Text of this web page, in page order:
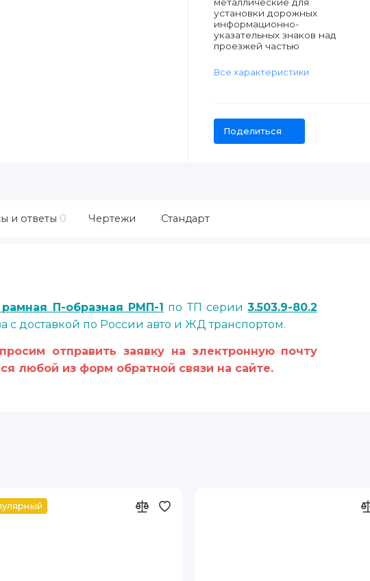
металлические для
установки дорожных
информационно-
указательных знаков над
проезжей частью
Все характеристики
Поделиться
и ответы 0 Чертежи Стандарт
П-образная РМП-1 по ТП серии3.503.9-80.2
с доставкой по России авто и ЖД транспортом.
отправить заявку на электронную почту
любой из форм обратной связи на сайте.